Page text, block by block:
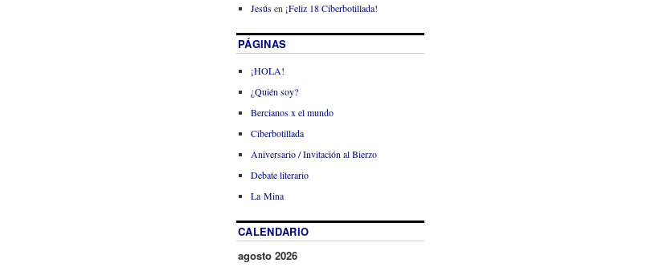
Jesúsen ¡Feliz 18 Ciberbotillada!
PÁGINAS
¡HOLA!
¿Quién soy?
Bercianos x el mundo
Ciberbotillada
Aniversario / Invitación al Bierzo
Debate literario
La Mina
CALENDARIO
agosto 2026